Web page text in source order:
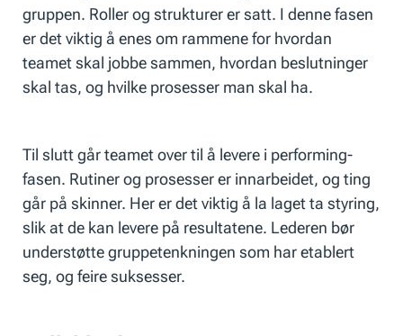
gruppen. Roller og strukturer er satt. I denne fasen
er det viktig å enes om rammene for hvordan
teamet skal jobbe sammen, hvordan beslutninger
skal tas, og hvilke prosesser man skal ha.
Til slutt går teamet over til å levere i performing-
fasen. Rutiner og prosesser er innarbeidet, og ting
går på skinner. Her er det viktig å la laget ta styring,
slik at de kan levere på resultatene. Lederen bør
understøtte gruppetenkningen som har etablert
seg, og feire suksesser.